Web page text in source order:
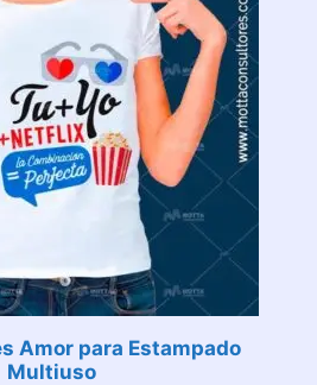
Amor para Estampado
Multiuso